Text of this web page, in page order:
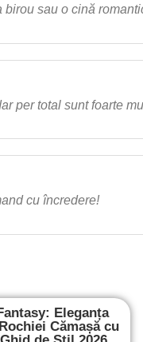
sau o cină
per total sunt foarte
cu încredere!
Eleganța
Cămașă cu